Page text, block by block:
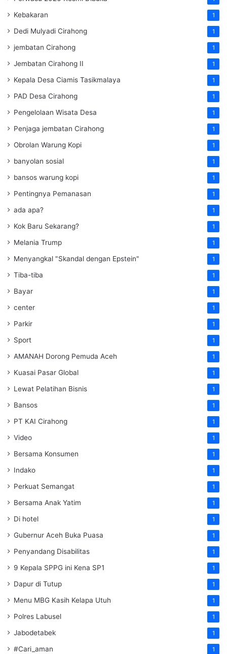
Kebakaran 1
Dedi Mulyadi Cirahong 1
jembatan Cirahong 1
Jembatan Cirahong II 1
Kepala Desa Ciamis Tasikmalaya 1
PAD Desa Cirahong 1
Pengelolaan Wisata Desa 1
Penjaga jembatan Cirahong 1
Obrolan Warung Kopi 1
banyolan sosial 1
bansos warung kopi 1
Pentingnya Pemanasan 1
ada apa? 1
Kok Baru Sekarang? 1
Melania Trump 1
Menyangkal "Skandal dengan Epstein" 1
Tiba-tiba 1
Bayar 1
center 1
Parkir 1
Sport 1
AMANAH Dorong Pemuda Aceh 1
Kuasai Pasar Global 1
Lewat Pelatihan Bisnis 1
Bansos 1
PT KAI Cirahong 1
Video 1
Bersama Konsumen 1
Indako 1
Perkuat Semangat 1
Bersama Anak Yatim 1
Di hotel 1
Gubernur Aceh Buka Puasa 1
Penyandang Disabilitas 1
9 Kepala SPPG ini Kena SP1 1
Dapur di Tutup 1
Menu MBG Kasih Kelapa Utuh 1
Polres Labusel 1
Jabodetabek 1
#Cari_aman 1